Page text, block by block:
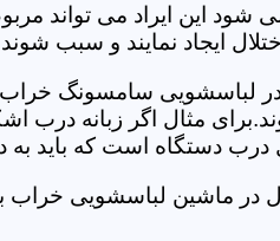
این ایراد می تواند
ایجاد نمایند و سبب
لباسشویی سامسونگ
مثال اگر زبانه درب
دستگاه است که باید
در ماشین لباسشویی